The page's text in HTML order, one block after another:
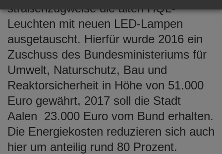
straßenzugweise die alten HQL-
Leuchten mit neuen LED-Lampen
ausgetauscht. Hierfür wurde 2016 ein
Zuschuss des Bundesministeriums für
Umwelt, Naturschutz, Bau und
Reaktorsicherheit in Höhe von 51.000
Euro gewährt, 2017 soll die Stadt
Aalen 23.000 Euro vom Bund erhalten.
Die Energiekosten reduzieren sich auch
hier um anteilig rund 80 Prozent.